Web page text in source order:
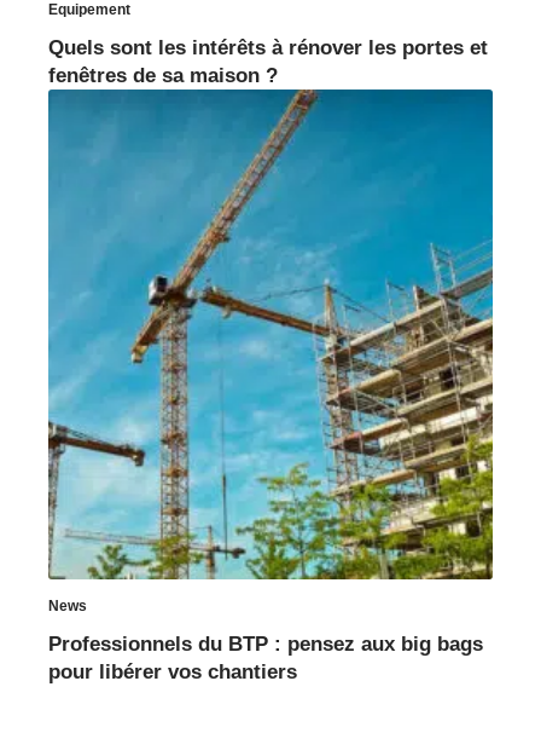
Equipement
Quels sont les intérêts à rénover les portes et
fenêtres de sa maison ?
News
Professionnels du BTP : pensez aux big bags
pour libérer vos chantiers